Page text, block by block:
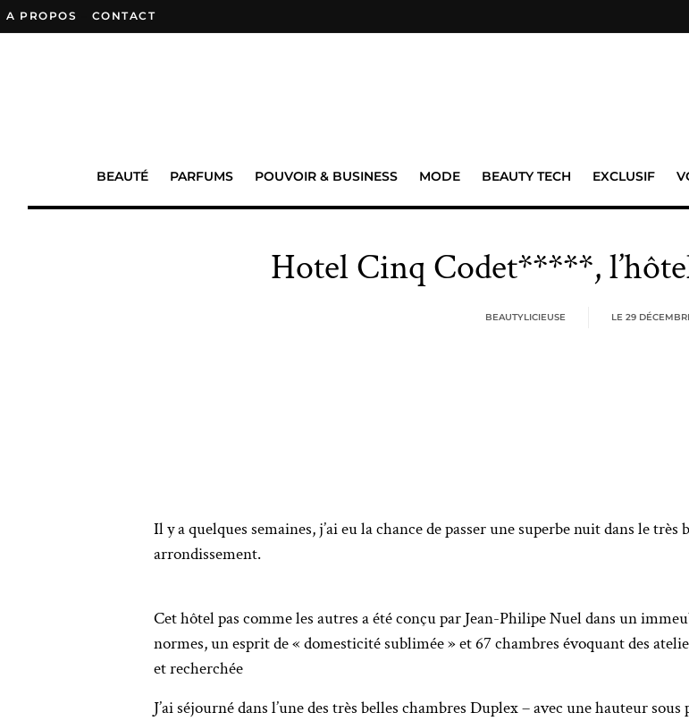
A PROPOS CONTACT
BEAUTÉ PARFUMS POUVOIR & BUSINESS MODE BEAUTY TECH EXCLUSIF
Hotel Cinq Codet*****,
BEAUTYLICIEUSE LE 29
Il y a quelques semaines, j’ai eu la chance de passer une superbe nuit dans le très
arrondissement.
Cet hôtel pas comme les autres a été conçu par Jean-Philipe Nuel dans un
normes, un esprit de « domesticité sublimée » et 67 chambres évoquant des
et recherchée
J’ai séjourné dans l’une des très belles chambres Duplex – avec une hauteur